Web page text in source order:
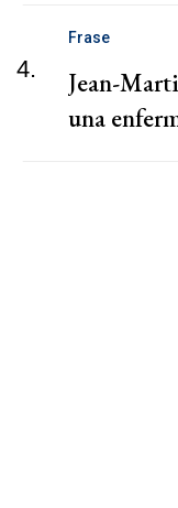
4.
Frase
Jean-
una